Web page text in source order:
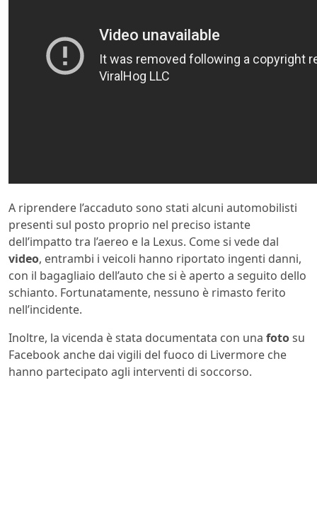
A riprendere l’accaduto sono stati alcuni automobilisti
presenti sul posto proprio nel preciso istante
dell’impatto tra l’aereo e la Lexus. Come si vede dal
video, entrambi i veicoli hanno riportato ingenti danni,
con il bagagliaio dell’auto che si è aperto a seguito dello
schianto. Fortunatamente, nessuno è rimasto ferito
nell’incidente.
Inoltre, la vicenda è stata documentata con una fotosu
Facebook anche dai vigili del fuoco di Livermore che
hanno partecipato agli interventi di soccorso.